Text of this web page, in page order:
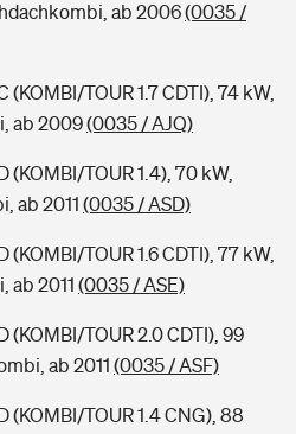
ab 2006(0035 /
TOUR 1.7 CDTI), 74 kW,
ab 2009(0035 / AJQ)
TOUR 1.4), 70 kW,
ab 2011 (0035 / ASD)
TOUR 1.6 CDTI), 77 kW,
ab 2011 (0035 / ASE)
(KOMBI/TOUR 2.0 CDTI), 99
ab 2011 (0035 / ASF)
(KOMBI/TOUR 1.4 CNG), 88